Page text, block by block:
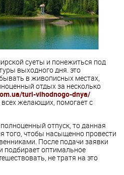
суеты и понежиться под
выходного дня. это
в живописных местах,
отдых за несколько
turi-vihodnogo-dnya/
желающих, помогает с
отпуск, то данная
того, чтобы насыщенно провести
После подачи заявки
подбирает оптимальное
не тратя на это